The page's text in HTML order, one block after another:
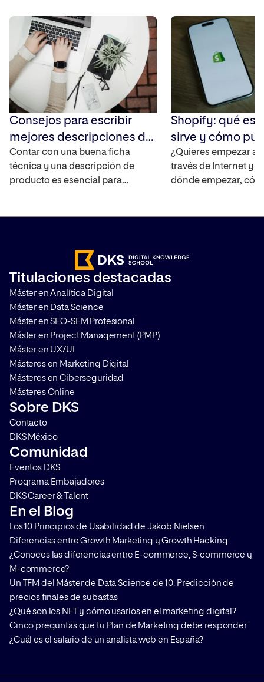
Consejos para escribir
mejores descripciones de
producto
Contar con una buena ficha
técnica y una descripción de
producto es esencial para
ecommerce en la web. Además,
con un buen texto podrás
despertar el deseo del
consumidor para que realice su
compra en tu […]
Shopify: qué es,
sirve y cómo
impulsar tu
¿Quieres empezar a
través de Internet y
dónde empezar,
Titulaciones destacadas
Máster en Analítica Digital
Máster en Data Science
Máster en SEO-SEM Profesional
Máster en Project Management (PMP)
Máster en UX/UI
Másteres en Marketing Digital
Másteres en Ciberseguridad
Másteres Online
Sobre DKS
Contacto
DKS México
Comunidad
Eventos DKS
Programa Embajadores
DKS Career & Talent
En el Blog
Los 10 Principios de Usabilidad de Jakob Nielsen
Diferencias entre Growth Marketing y Growth Hacking
¿Conoces las diferencias entre E-commerce, S-commerce y
M-commerce?
Un TFM del Máster de Data Science de 10: Predicción de
precios finales de subastas
¿Qué son los NFT y cómo usarlos en el marketing digital?
Cinco preguntas que tu Plan de Marketing debe responder
¿Cuál es el salario de un analista web en España?